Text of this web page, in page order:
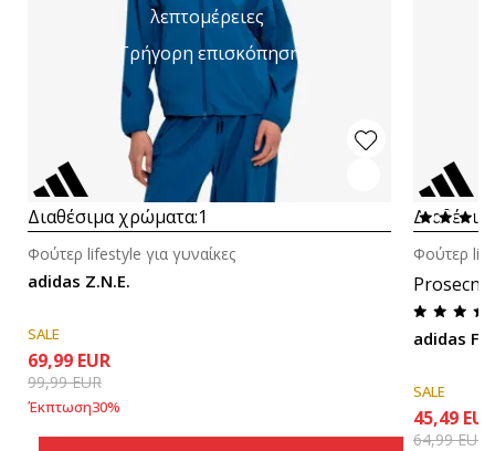
λεπτομέρειες
Γρήγορη επισκόπηση
Διαθέσιμα χρώματα:1
adidas Z.N.E.
Φούτερ lifestyle για γυναίκες
SALE
69,99 EUR
99,99EUR
Έκπτωση30%
adidas
Φούτερ
SALE
45,49 EUR
64,99EUR